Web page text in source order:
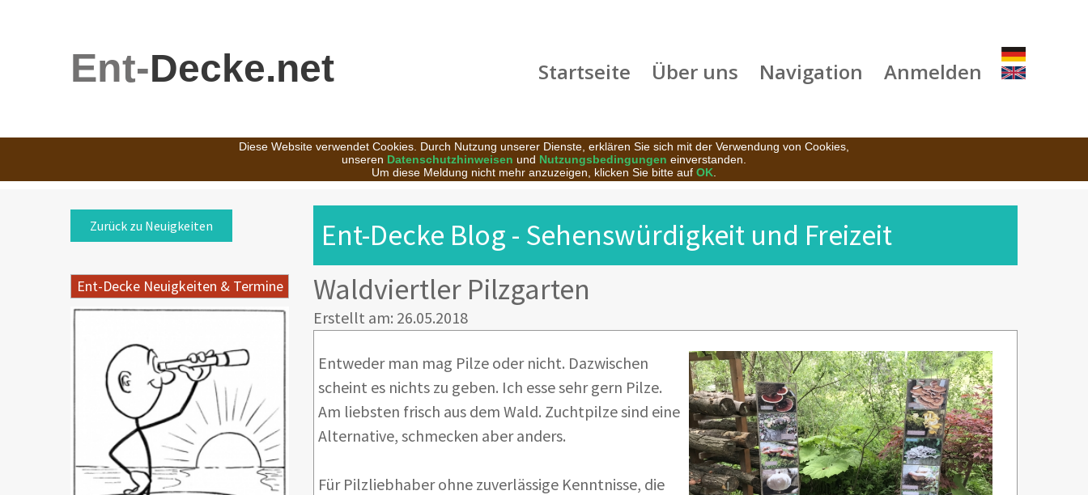
Ent-Decke.net Startseite Über uns Navigation Anmelden
Diese Website verwendet Cookies. Durch Nutzung unserer Dienste, erklären Sie sich mit der Verwendung von Cookies,
unseren Datenschutzhinweisen und Nutzungsbedingungen einverstanden.
Um diese Meldung nicht mehr anzuzeigen, klicken Sie bitte auf OK
Zurück zu Neuigkeiten
Ent-Decke Neuigkeiten & Termine
Ent-Decke Blog - Sehenswürdigkeit und Freizeit
Waldviertler Pilzgarten
Erstellt am: 26.05.2018
Entweder man mag Pilze oder nicht. Dazwischen
scheint es nichts zu geben. Ich esse sehr gern Pilze.
Am liebsten frisch aus dem Wald. Zuchtpilze sind eine
Alternative, schmecken aber anders.
Für Pilzliebhaber ohne zuverlässige Kenntnisse, die